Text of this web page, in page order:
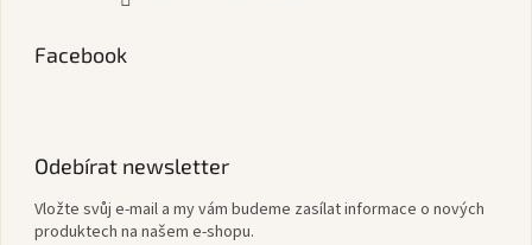
Facebook
Odebírat newsletter
Vložte svůj e-mail a my vám budeme zasílat informace o nových
produktech na našem e-shopu.